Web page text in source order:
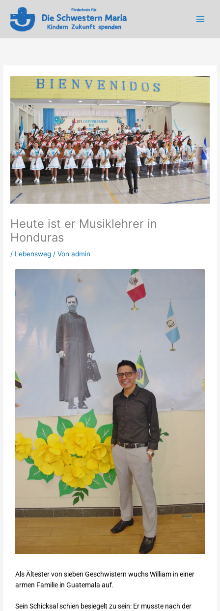
Heute ist er Musiklehrer in
Honduras
/ Lebensweg / Vonadmin
Als Ältester von sieben Geschwistern wuchs William in einer
armen Familie in Guatemala auf.
Sein Schicksal schien besiegelt zu sein: Er musste nach der